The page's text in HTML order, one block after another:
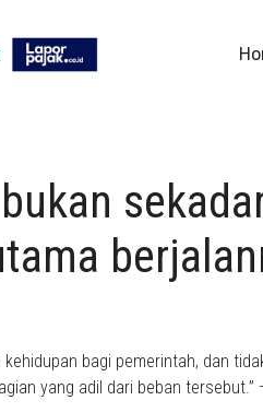
kehidupan bagi pemerintah, dan
yang adil dari beban tersebut.”